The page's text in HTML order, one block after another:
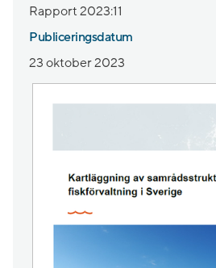
Rapport 2023:11
Publiceringsdatum
23 oktober 2023